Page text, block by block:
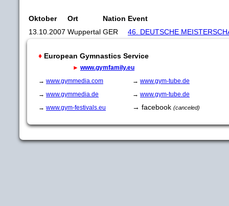
Oktober Ort Nation Event
13.10.2007 Wuppertal GER 46. DEUTSCHE
♦ European Gymnastics Service
► www.gymfamily.eu
→ www.gymmedia.com → www.gym-tube.de
→ www.gymmedia.de → www.gym-tube.de
→ www.gym-festivals.eu → facebook (canceled)